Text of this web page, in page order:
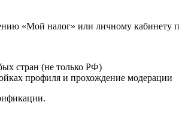
«Мой налог» или личному кабинету
стран (не только РФ)
профиля и прохождение модерации